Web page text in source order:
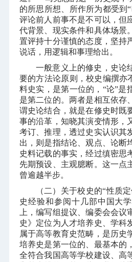
的所思所想、所作所为都受到“
评论前人前事不是不可以，但
代背景、现实条件和具体场景
置评持十分谨慎的态度，坚持
说话，用逻辑和事理给出。
一般意义上的修史，史论
要的方法论原则，校史编撰亦
料史实，是第一位的，“论”是
是第二位的。两者是相互依存
谓史论结合，就是在修史时既
事的沿革，知晓其演变情形，
考订、推理，透过史实认识其
出，则是指结论、观点、论断
史料记载的事实，经过缜密思
先期预设、主观臆断。这一点
曾逾越半步。
（二）关于校史的“性质
史经验和参阅十几部中国大
上，编写组提议、编委会会议
史》定位为人才培养史、学科
属于高等教育史范畴，是历史
培养史是第一位的、最基本的
全符合我国高等学校建设、高